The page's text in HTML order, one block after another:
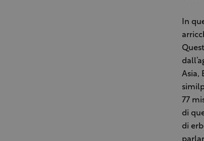
In
Asia,
77
di
di